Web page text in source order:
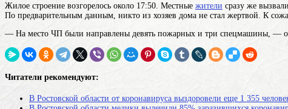
Жилое строение возгорелось около 17:50. Местные жители сразу же
По предварительным данным, никто из хозяев дома не стал жертвой. К
— На место ЧП были направлены девять пожарных и три спецмашины, —
Читатели рекомендуют:
В Ростовской области от коронавируса выздоровели еще 1 355